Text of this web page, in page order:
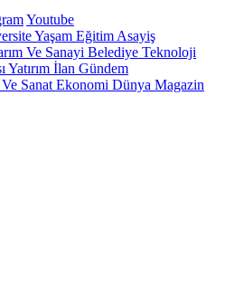
Youtube
Yaşam Eğitim Asayiş
Ve Sanayi Belediye Teknoloji
Yatırım İlan Gündem
Sanat Ekonomi Dünya Magazin